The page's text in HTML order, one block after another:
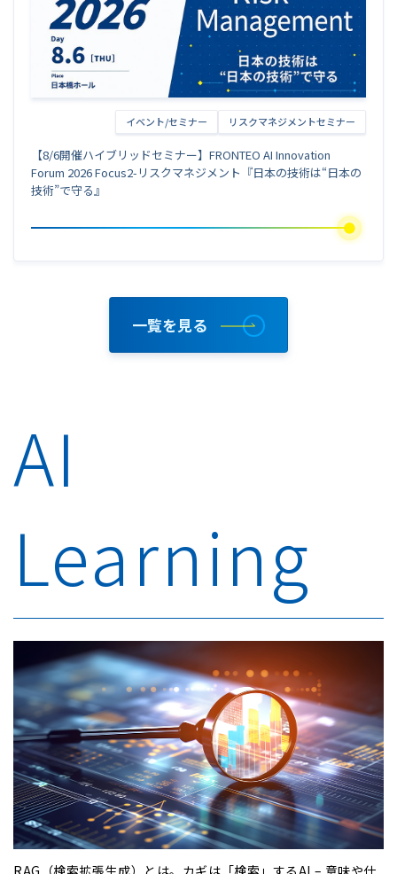
イベント/セミナー リスクマネジメントセミナー
【8/6開催ハイブリッドセミナー】FRONTEO AI Innovation
Forum 2026 Focus2-リスクマネジメント『日本の技術は“日本の
技術”で守る』
一覧を見る
AI
Learning